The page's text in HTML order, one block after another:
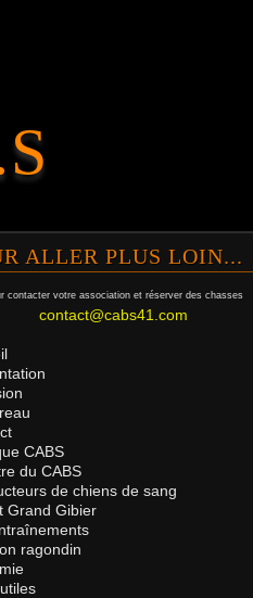
ALLER PLUS LOIN...
contacter votre association et réserver des chasses
contact@cabs41.com
CABS
du CABS
de chiens de sang
Grand Gibier
ragondin